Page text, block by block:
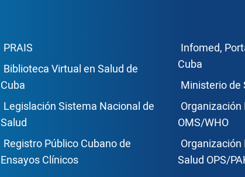
Enlace Footer2
PRAIS
Biblioteca Virtual en Salud de
Cuba
Legislación Sistema Nacional de
Salud
Registro Público Cubano de
Ensayos Clínicos
Infomed,
Cuba
Ministerio de
OMS/WHO
Salud OPS/